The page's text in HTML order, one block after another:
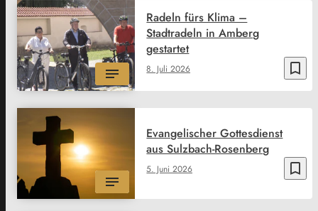
bookmark_border
8. Juli 2026
Radeln fürs Klima –
Stadtradeln in Amberg
gestartet
bookmark_border
5. Juni 2026
Evangelischer Gottesdienst
aus Sulzbach-Rosenberg